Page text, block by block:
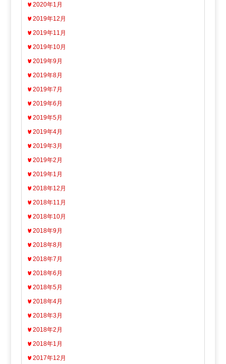
2020年1月
2019年12月
2019年11月
2019年10月
2019年9月
2019年8月
2019年7月
2019年6月
2019年5月
2019年4月
2019年3月
2019年2月
2019年1月
2018年12月
2018年11月
2018年10月
2018年9月
2018年8月
2018年7月
2018年6月
2018年5月
2018年4月
2018年3月
2018年2月
2018年1月
2017年12月